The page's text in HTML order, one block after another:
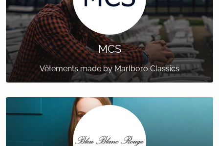
MCS
Vêtements made by Marlboro Classics